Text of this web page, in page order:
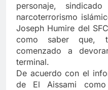
personaje,
narcoterrorismo
Joseph Humire del
como saber que,
comenzado a
terminal.
De acuerdo con el
de El Aissami